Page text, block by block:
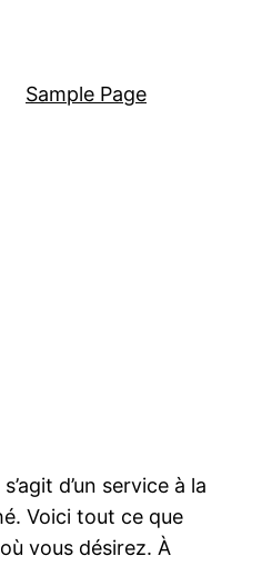
Sample Page
d’un service à la
Voici tout ce que
vous désirez. À